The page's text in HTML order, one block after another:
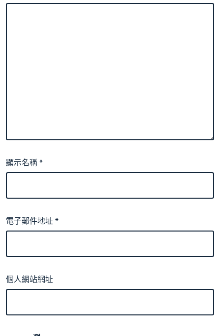
顯示名稱*
電子郵件地址*
個人網站網址